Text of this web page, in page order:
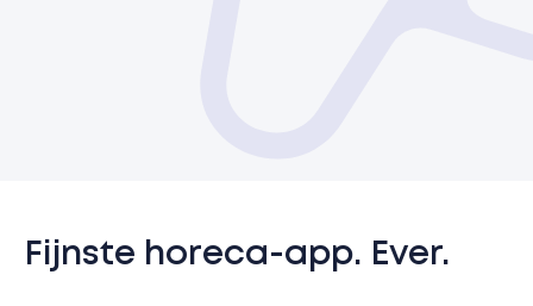
Fijnste horeca-app. Ever.